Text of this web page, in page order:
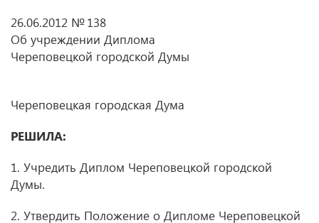
26.06.2012 № 138
Об учреждении Диплома
Череповецкой городской Думы
Череповецкая городская Дума
РЕШИЛА:
1. Учредить Диплом Череповецкой городской
Думы.
2. Утвердить Положение о Дипломе Череповецкой